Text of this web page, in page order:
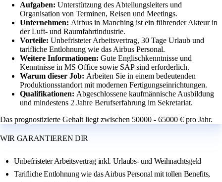
Aufgaben: Unterstützung des Abteilungsleiters und
Organisation von Terminen, Reisen und Meetings.
Unternehmen: Airbus in Manching ist ein führender Akteur in
der Luft- und Raumfahrtindustrie.
Vorteile: Unbefristeter Arbeitsvertrag, 30 Tage Urlaub und
tarifliche Entlohnung wie das Airbus Personal.
Weitere Informationen: Gute Englischkenntnisse und
Kenntnisse in MS Office sowie SAP sind erforderlich.
Warum dieser Job: Arbeiten Sie in einem bedeutenden
Produktionsstandort mit modernen Fertigungseinrichtungen.
Qualifikationen: Abgeschlossene kaufmännische Ausbildung
und mindestens 2 Jahre Berufserfahrung im Sekretariat.
Das prognostizierte Gehalt liegt zwischen 50000 - 65000 € pro Jahr.
WIR GARANTIEREN DIR
Unbefristeter Arbeitsvertrag inkl. Urlaubs- und Weihnachtsgeld
Tarifliche Entlohnung wie das Airbus Personal mit tollen Benefits,